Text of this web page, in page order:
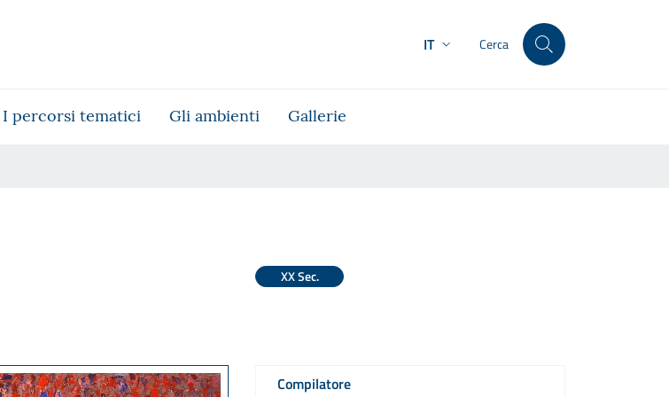
IT Cerca
I percorsi tematici Gli ambienti Gallerie
XX Sec.
Compilatore